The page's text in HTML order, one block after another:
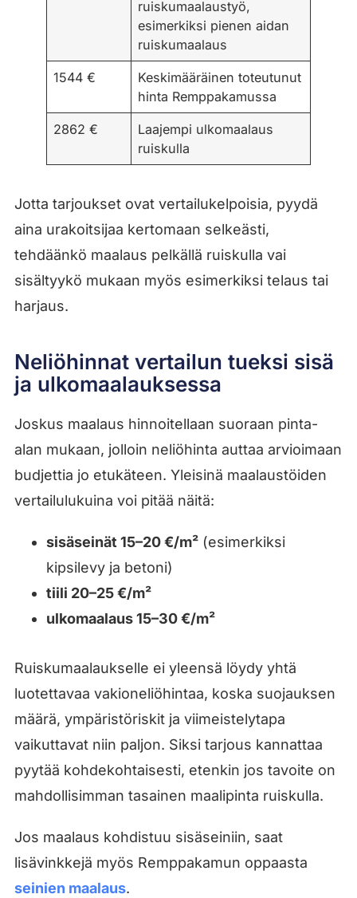
ruiskumaalaustyö,
esimerkiksi pienen aidan
ruiskumaalaus
1544 €
Keskimääräinen toteutunut
hinta Remppakamussa
2862 €
Laajempi ulkomaalaus
ruiskulla
Jotta tarjoukset ovat vertailukelpoisia, pyydä
aina urakoitsijaa kertomaan selkeästi,
tehdäänkö maalaus pelkällä ruiskulla vai
sisältyykö mukaan myös esimerkiksi telaus tai
harjaus.
Neliöhinnat vertailun tueksi sisä
ja ulkomaalauksessa
Joskus maalaus hinnoitellaan suoraan pinta-
alan mukaan, jolloin neliöhinta auttaa arvioimaan
budjettia jo etukäteen. Yleisinä maalaustöiden
vertailulukuina voi pitää näitä:
sisäseinät 15–20 €/m²(esimerkiksi
kipsilevy ja betoni)
tiili 20–25 €/m²
ulkomaalaus 15–30 €/m²
Ruiskumaalaukselle ei yleensä löydy yhtä
luotettavaa vakioneliöhintaa, koska suojauksen
määrä, ympäristöriskit ja viimeistelytapa
vaikuttavat niin paljon. Siksi tarjous kannattaa
pyytää kohdekohtaisesti, etenkin jos tavoite on
mahdollisimman tasainen maalipinta ruiskulla.
Jos maalaus kohdistuu sisäseiniin, saat
lisävinkkejä myös Remppakamun oppaasta
seinien maalaus.